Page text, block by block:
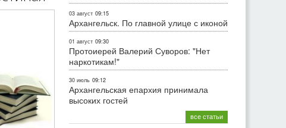
03 август 09:15
Архангельск. По главной улице с иконой
01 август 09:30
Протоиерей Валерий Суворов: "Нет
наркотикам!"
30 июль 09:12
Архангельская епархия принимала
высоких гостей
все статьи